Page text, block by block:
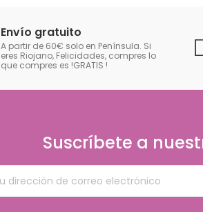
Envío gratuito
A partir de 60€ solo en Península. Si
eres Riojano, Felicidades, compres lo
que compres es !GRATIS !
Suscríbete a